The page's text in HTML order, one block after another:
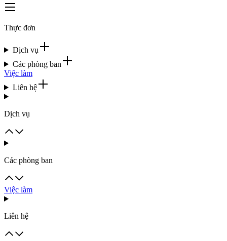
Thực đơn
Dịch vụ
Các phòng ban
Việc làm
Liên hệ
Dịch vụ
Các phòng ban
Việc làm
Liên hệ